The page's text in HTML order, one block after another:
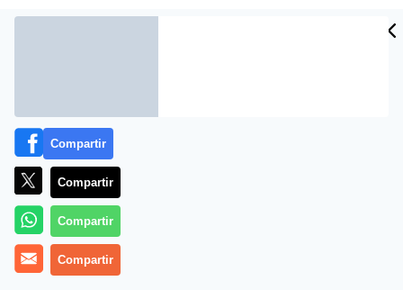
Error Se ha producido un error al procesar el fichero
Compartir
Compartir
Compartir
Compartir